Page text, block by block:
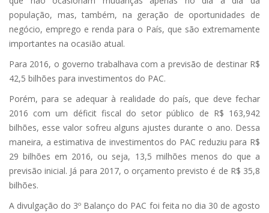
população, mas, também, na geração de oportunidades de
negócio, emprego e renda para o País, que são extremamente
importantes na ocasião atual.
Para 2016, o governo trabalhava com a previsão de destinar R$
42,5 bilhões para investimentos do PAC.
Porém, para se adequar à realidade do país, que deve fechar
2016 com um déficit fiscal do setor público de R$ 163,942
bilhões, esse valor sofreu alguns ajustes durante o ano. Dessa
maneira, a estimativa de investimentos do PAC reduziu para R$
29 bilhões em 2016, ou seja, 13,5 milhões menos do que a
previsão inicial. Já para 2017, o orçamento previsto é de R$ 35,8
bilhões.
A divulgação do 3º Balanço do PAC foi feita no dia 30 de agosto